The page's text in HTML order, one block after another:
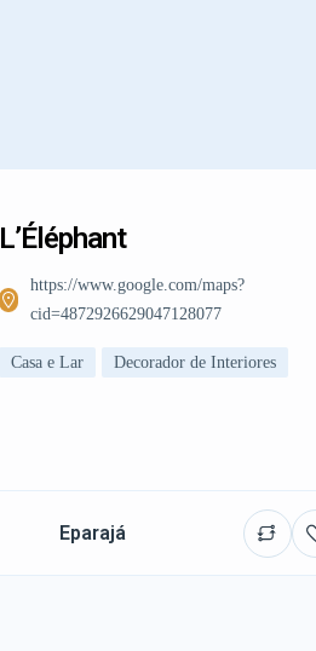
L’Éléphant
https://www.google.com/maps?
cid=4872926629047128077
Casa e Lar Decorador de Interiores
Eparajá